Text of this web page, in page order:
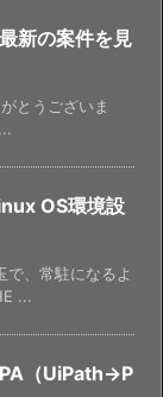
新の案件を見
とうございま
OS環境設
で、常駐になるよ
...
（UiPath→P